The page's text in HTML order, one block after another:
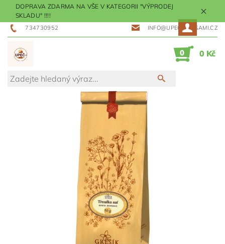
DOPRAVA ZDARMA NA VŠE V KATEGORII "VÝPRODEJ
SKLADU" !!!!
734730952 INFO@UPECMESISAMI.CZ
0 0 Kč